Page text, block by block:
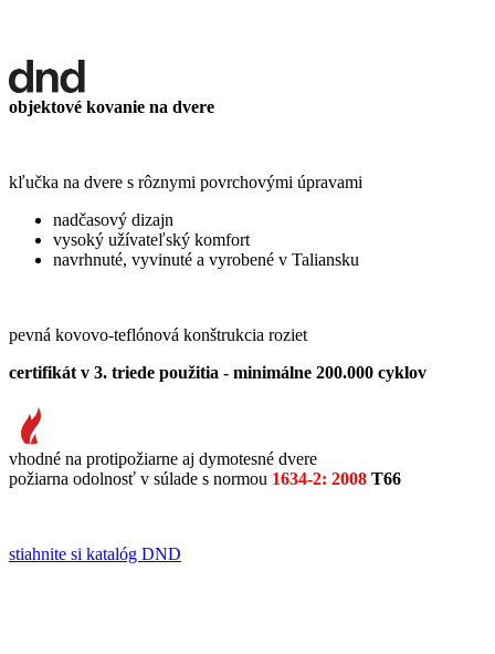
objektové kovanie na dvere
kľučka na dvere s rôznymi povrchovými úpravami
nadčasový dizajn
vysoký užívateľský komfort
navrhnuté, vyvinuté a vyrobené v Taliansku
pevná kovovo-teflónová konštrukcia roziet
certifikát v 3. triede použitia - minimálne 200.000 cyklov
vhodné na protipožiarne aj dymotesné dvere
požiarna odolnosť v súlade s normou 1634-2: 2008 T66
stiahnite si katalóg DND